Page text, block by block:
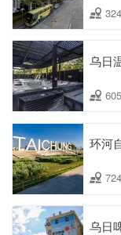
乌日
环河
乌日